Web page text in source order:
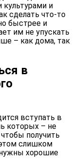
культурами и
сделать что-то
быстрее и
им не упускать
– как дома, так
в
вступать в
которых – не
получить
слишком
хорошие